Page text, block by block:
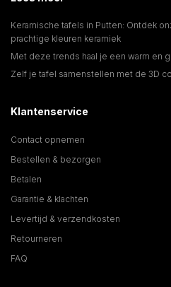
Keramische tafels in Putten: Ontdek
prachtige kleuren keramiek
Met deze trends haal je een warm en
Zelf je tafel samenstellen met de 3D
Klantenservice
Contact opnemen
Bestellen & bezorgen
Betalen
Garantie & klachten
Levertijd & verzendkosten
Retourneren
FAQ